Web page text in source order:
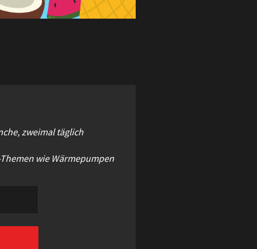
zweimal täglich
wie Wärmepumpen